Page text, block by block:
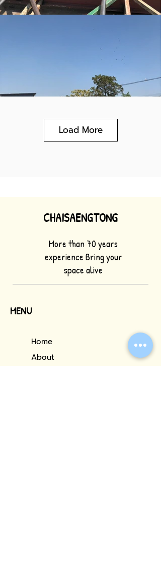
Load More
MENU
CHAISAENGTONG
More than 70 years
experience Bring your
space alive
Home
About